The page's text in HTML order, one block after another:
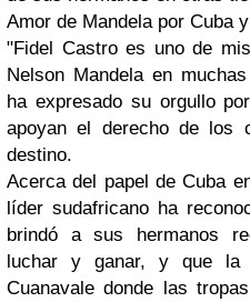
Amor de Mandela por Cuba
"Fidel Castro es uno de
Nelson Mandela en
ha expresado su orgullo
apoyan el derecho de los
destino.
Acerca del papel de Cuba
líder sudafricano ha
brindó a sus hermanos
luchar y ganar, y que la
Cuanavale donde las